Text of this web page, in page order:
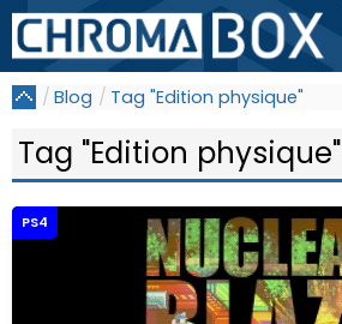
Blog Tag "Edition physique"
Tag "Edition physique"
PS4